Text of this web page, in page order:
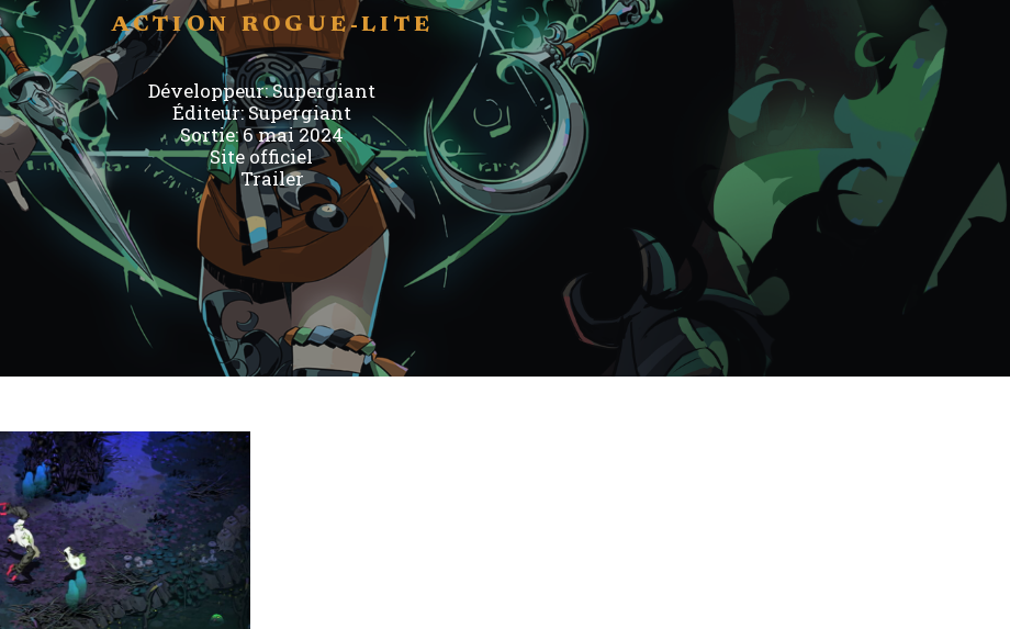
ACTION ROGUE-LITE
Développeur:Supergiant
Éditeur:Supergiant
Sortie: 6 mai 2024
Site officiel
Trailer